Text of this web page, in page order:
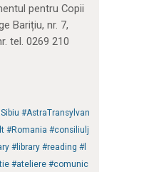
pentru Copii
Barițiu, nr. 7,
tel. 0269 210
#AstraTransylvan
#Romania #consiliulj
#library #reading #l
#ateliere #comunic